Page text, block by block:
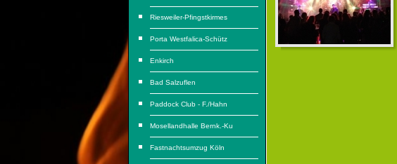
Riesweiler-Pfingstkirmes
Porta Westfalica-Schütz
Enkirch
Bad Salzuflen
Paddock Club - F./Hahn
Mosellandhalle Bernk.-Ku
Fastnachtsumzug Köln